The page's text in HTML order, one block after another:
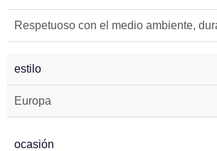
Respetuoso con el medio ambiente,
estilo
Europa
ocasión